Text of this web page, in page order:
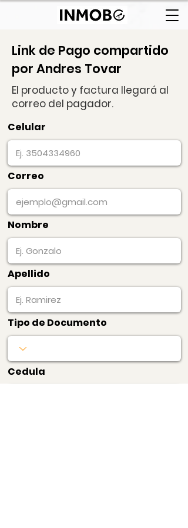
Link de Pago compartido
por Andres Tovar
El producto y factura llegará al
correo del pagador.
Celular
Correo
Nombre
Apellido
Tipo de Documento
Cedula